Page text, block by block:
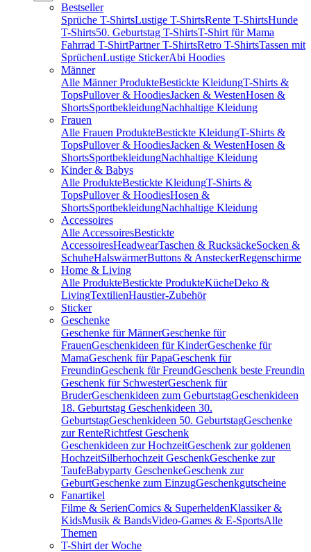
Bestseller
Sprüche T-ShirtsLustige T-ShirtsRente T-ShirtsHunde
T-Shirts50. Geburtstag T-ShirtsT-Shirt für Mama
Fahrrad T-ShirtPartner T-ShirtsRetro T-ShirtsTassen mit
SprüchenLustige StickerAbi Hoodies
Männer
Alle Männer ProdukteBestickte KleidungT-Shirts &
TopsPullover & HoodiesJacken & WestenHosen &
ShortsSportbekleidungNachhaltige Kleidung
Frauen
Alle Frauen ProdukteBestickte KleidungT-Shirts &
TopsPullover & HoodiesJacken & WestenHosen &
ShortsSportbekleidungNachhaltige Kleidung
Kinder & Babys
Alle ProdukteBestickte KleidungT-Shirts &
TopsPullover & HoodiesHosen &
ShortsSportbekleidungNachhaltige Kleidung
Accessoires
Alle AccessoiresBestickte
AccessoiresHeadwearTaschen & RucksäckeSocken &
SchuheHalswärmerButtons & AnsteckerRegenschirme
Home & Living
Alle ProdukteBestickte ProdukteKücheDeko &
LivingTextilienHaustier-Zubehör
Sticker
Geschenke
Geschenke für MännerGeschenke für
FrauenGeschenkideen für KinderGeschenke für
MamaGeschenk für PapaGeschenk für
FreundinGeschenk für FreundGeschenk beste Freundin
Geschenk für SchwesterGeschenk für
BruderGeschenkideen zum GeburtstagGeschenkideen
18. Geburtstag Geschenkideen 30.
GeburtstagGeschenkideen 50. GeburtstagGeschenke
zur RenteRichtfest Geschenk
Geschenkideen zur HochzeitGeschenk zur goldenen
HochzeitSilberhochzeit GeschenkGeschenke zur
TaufeBabyparty GeschenkeGeschenk zur
GeburtGeschenke zum EinzugGeschenkgutscheine
Fanartikel
Filme & SerienComics & SuperheldenKlassiker &
KidsMusik & BandsVideo-Games & E-SportsAlle
Themen
T-Shirt der Woche